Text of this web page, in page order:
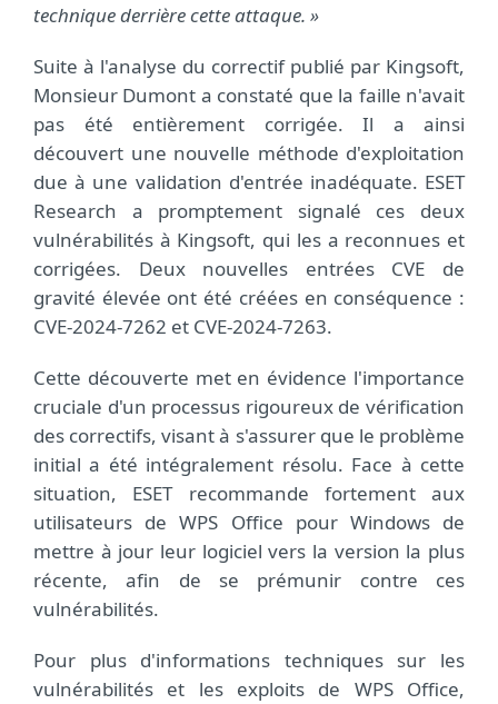
technique derrière cette attaque. »
Suite à l'analyse du correctif publié par Kingsoft,
Monsieur Dumont a constaté que la faille n'avait
pas été entièrement corrigée. Il a ainsi
découvert une nouvelle méthode d'exploitation
due à une validation d'entrée inadéquate. ESET
Research a promptement signalé ces deux
vulnérabilités à Kingsoft, qui les a reconnues et
corrigées. Deux nouvelles entrées CVE de
gravité élevée ont été créées en conséquence :
CVE-2024-7262 et CVE-2024-7263.
Cette découverte met en évidence l'importance
cruciale d'un processus rigoureux de vérification
des correctifs, visant à s'assurer que le problème
initial a été intégralement résolu. Face à cette
situation, ESET recommande fortement aux
utilisateurs de WPS Office pour Windows de
mettre à jour leur logiciel vers la version la plus
récente, afin de se prémunir contre ces
vulnérabilités.
Pour plus d'informations techniques sur les
vulnérabilités et les exploits de WPS Office,